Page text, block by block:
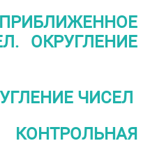
ОКРУГЛЕНИЕ
ЧИСЕЛ